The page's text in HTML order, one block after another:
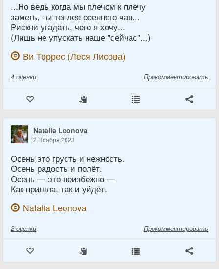
...Но ведь когда мы плечом к плечу
заметь, ты теплее осеннего чая...
Рискни угадать, чего я хочу...
(Лишь не упускать наше "сейчас"...)
Ви Торрес (Леся Лисова)
4 оценки Прокомментировать
Natalia Leonova
2 Ноября 2023
Осень это грусть и нежность.
Осень радость и полёт.
Осень — это неизбежно —
Как пришла, так и уйдёт.
Natalia Leonova
2 оценки Прокомментировать